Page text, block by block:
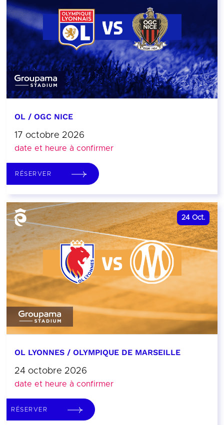
OL / OGC NICE
17 octobre 2026
date et heure à confirmer
RÉSERVER
24 Oct.
OL LYONNES / OLYMPIQUE DE MARSEILLE
24 octobre 2026
date et heure à confirmer
RÉSERVER